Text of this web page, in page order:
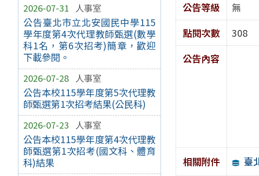
2026-07-31 人事室
公告臺北市立北安國民中學115
學年度第4次代理教師甄選(數學
科1名，第6次招考)簡章，歡迎
下載參閱。
2026-07-28 人事室
公告本校115學年度第5次代理教
師甄選第1次招考結果(公民科)
2026-07-23 人事室
公告本校115學年度第4次代理教
師甄選第1次招考(國文科、體育
科)結果
公告等級
無
點閱次數
308
公告內容
相關附件 臺